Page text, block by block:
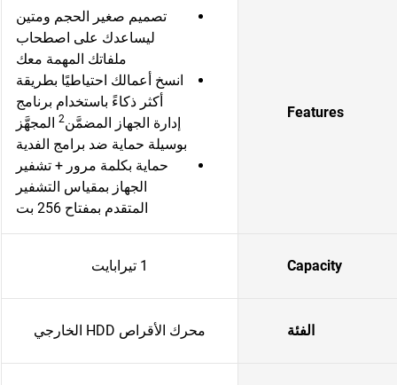
Features
تصميم صغير الحجم ومتين
ليساعدك على اصطحاب
ملفاتك المهمة معك
انسخ أعمالك احتياطيًا بطريقة
أكثر ذكاءً باستخدام برنامج
إدارة الجهاز المضمَّن2 المجهَّز
بوسيلة حماية ضد برامج الفدية
حماية بكلمة مرور + تشفير
الجهاز بمقياس التشفير
المتقدم بمفتاح 256 بت
Capacity 1 تيرابايت
الفئة محرك الأقراص HDD الخارجي